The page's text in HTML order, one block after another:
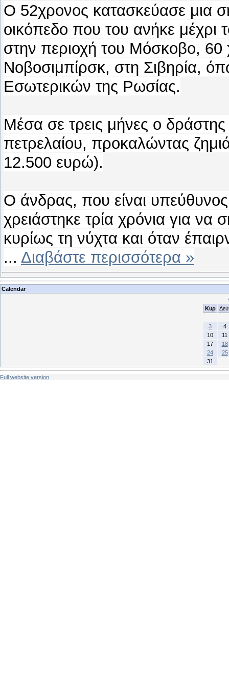
Ο 52χρονος κατασκεύασε μια
οικόπεδο που του ανήκε μέχρι
στην περιοχή του Μόσκοβο, 60
Νοβοσιμπίρσκ, στη Σιβηρία,
Εσωτερικών της Ρωσίας.
Μέσα σε τρεις μήνες ο
πετρελαίου, προκαλώντας
12.500 ευρώ).
Ο άνδρας, που είναι
χρειάστηκε τρία χρόνια για
κυρίως τη νύχτα και όταν
... Διαβάστε περισσότερα »
Calendar
Κυρ
3
4
10
11
17
18
24
25
31
Full website version